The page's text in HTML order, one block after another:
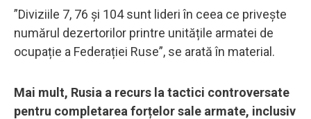
”Diviziile 7, 76 și 104 sunt lideri în ceea ce privește
numărul dezertorilor printre unitățile armatei de
ocupație a Federației Ruse”, se arată în material.
Mai mult, Rusia a recurs la tactici controversate
pentru completarea forțelor sale armate, inclusiv